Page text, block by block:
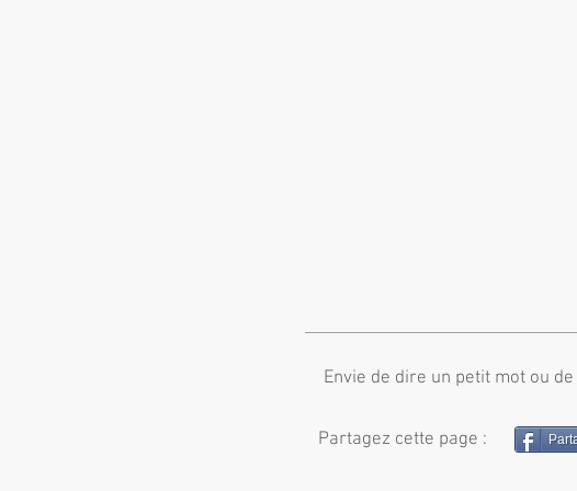
Envie de dire un petit mot ou
Partagez cette page :